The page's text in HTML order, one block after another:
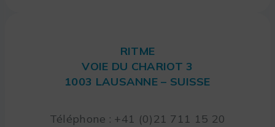
RITME
VOIE DU CHARIOT 3
1003 LAUSANNE – SUISSE
Téléphone : +41 (0)21 711 15 20